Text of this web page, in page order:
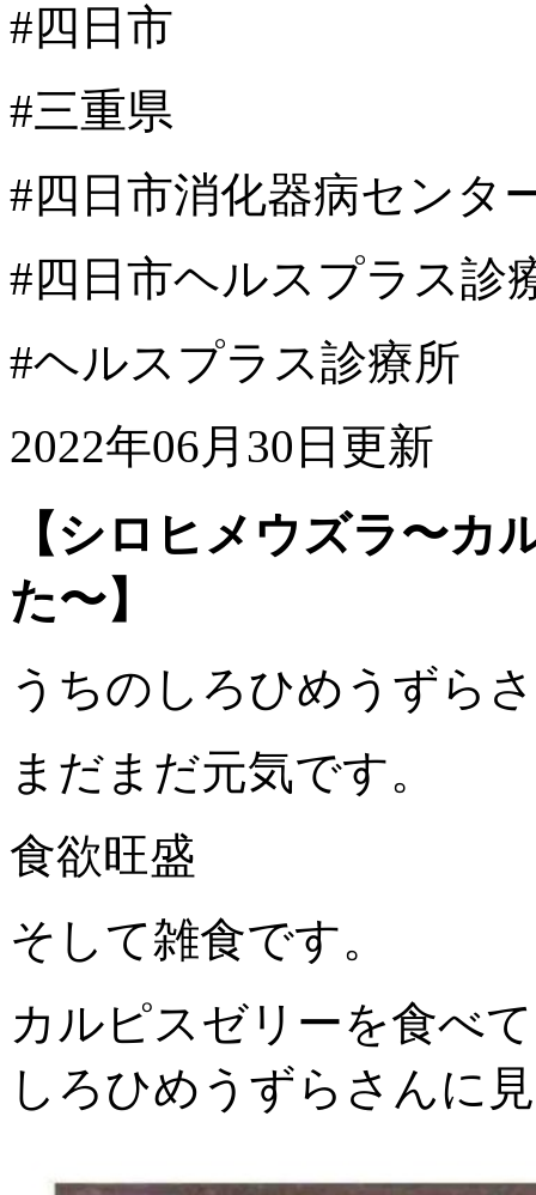
#四日市
#三重県
#四日市消化器病センタ
#四日市ヘルスプラス診
#ヘルスプラス診療所
2022年06月30日更新
【シロヒメウズラ〜カ
た〜】
うちのしろひめうずら
まだまだ元気です。
食欲旺盛
そして雑食です。
カルピスゼリーを食べ
しろひめうずらさんに